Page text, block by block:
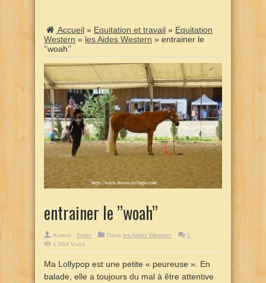
Accueil » Equitation et travail » Equitation
Western » les Aides Western » entrainer le
’’woah’’
entrainer le ’’woah’’
Auteur : Peter Dans les Aides Western
0
1,084 Vues
Ma Lollypop est une petite « peureuse ». En
balade, elle a toujours du mal à être attentive